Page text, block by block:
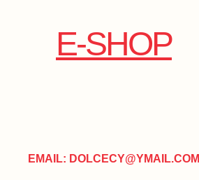
E-SHOP
EMAIL: DOLCECY@YMAIL.COM